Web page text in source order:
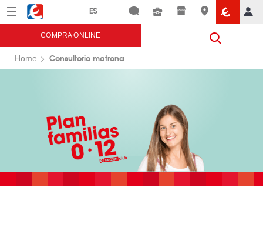
Menú Eroski
COMPRA ONLINE
Home Consultorio matrona